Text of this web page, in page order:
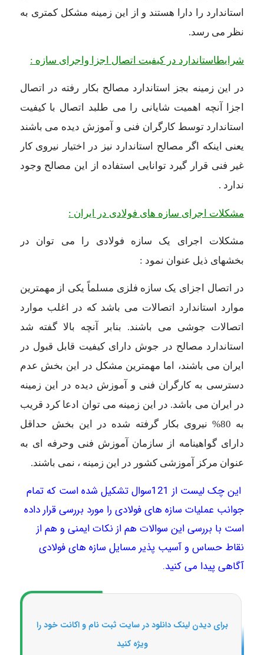
استاندارد را دارا هستند و از این زمینه مشکل کمتری به
نظر می رسد.
شرایطاستاندارد در کیفیت اتصال اجزا واجرای سازه :
در این زمینه بجز استاندارد مصالح بکار رفته در اتصال
اجزا آنچه اهمیت شایانی را می طلبد اتصال با کیفیت
استاندارد توسط کارگران فنی و آموزش دیده می باشند
یعنی اینکه اگر مصالح استاندارد نیز در اختیار نیروی کار
غیر فنی قرار گیرد توانایی استفاده از این مصالح وجود
ندارد .
مشکلات اجرای سازه های فولادی در ایران :
مشکلات اجرای یک سازه فولادی را می توان در
بخشهای ذیل عنوان نمود :
در اتصال اجزای یک سازه فلزی مسلماً یکی از مهمترین
موارد استاندارد اتصالات می باشد که در اغلب موارد
اتصالات جوشی می باشند. بنابر آنچه بالا گفته شد
استاندارد مصالح در جوش دارای کیفیت قابل قبول در
ایران می باشند، اما مهمترین مشکل در این بخش عدم
دسترسی به کارگران فنی و آموزش دیده در این زمینه
در ایران می باشد. در این زمینه می توان ادعا کرد قریب
به 80% نیروی بکار گرفته شده در این بخش حداقل
دارای گواهینامه از سازمان آموزش فنی وحرفه ای به
عنوان مرکز آموزشی کشور در این زمینه ، نمی باشند.
این چک لیست از 121سوال تشکیل شده است که تمام
جوانب عملیات سازه های فولادی را مورد بررسی قرار داده
است با بررسی این سوالات هم از نکات ایمنی و هم از
نقاط حساس و آسیب پذیر مسایل سازه های فولادی
آگاهی پیدا می کنید.
برای دیدن لینک دانلود در سایت ثبت نام و اکانت خود را
ویژه کنید